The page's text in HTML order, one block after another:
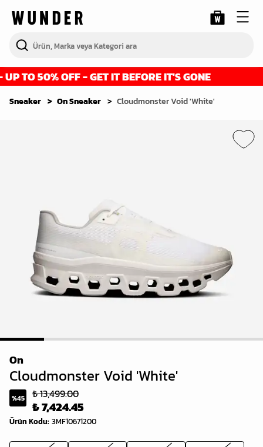
TO 50% OFF - GET IT BEFORE IT'S GONE
Sneaker On Sneaker Cloudmonster Void 'White'
1 2 3 4 5 6
On
Cloudmonster Void 'White'
%45 ₺ 13,499.00
₺ 7,424.45
Ürün Kodu: 3MF10671200